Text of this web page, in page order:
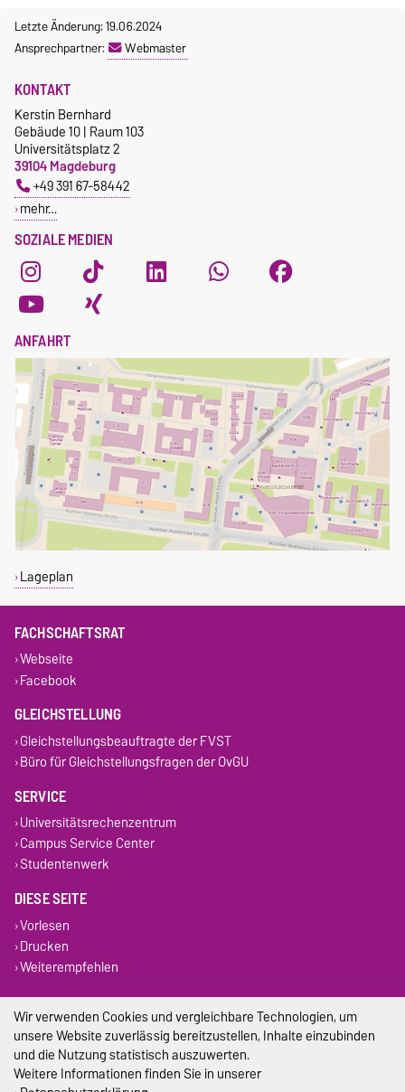
Letzte Änderung: 19.06.2024
Ansprechpartner:
Webmaster
SOZIALE MEDIEN
KONTAKT
Kerstin Bernhard
Gebäude 10 | Raum 103
Universitätsplatz 2
39104 Magdeburg
+49 391 67-58442
mehr…
ANFAHRT
Lageplan
FACHSCHAFTSRAT
Webseite
Facebook
GLEICHSTELLUNG
Gleichstellungsbeauftragte der FVST
Büro für Gleichstellungsfragen der OvGU
SERVICE
Universitätsrechenzentrum
Campus Service Center
Studentenwerk
DIESE SEITE
Vorlesen
Drucken
Weiterempfehlen
Impressum
Datenschutz
Barrierefreiheit
Wir verwenden Cookies und vergleichbare Technologien, um
unsere Website zuverlässig bereitzustellen, Inhalte einzubinden
und die Nutzung statistisch auszuwerten.
Weitere Informationen finden Sie in unserer